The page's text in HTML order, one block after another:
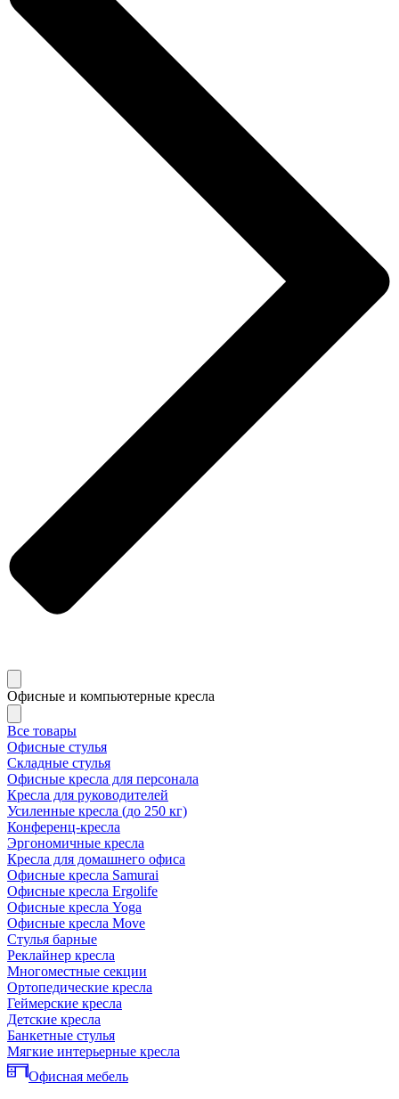
Офисные и компьютерные кресла
Все товары
Офисные стулья
Складные стулья
Офисные кресла для персонала
Кресла для руководителей
Усиленные кресла (до 250 кг)
Конференц-кресла
Эргономичные кресла
Кресла для домашнего офиса
Офисные кресла Samurai
Офисные кресла Ergolife
Офисные кресла Yoga
Офисные кресла Move
Стулья барные
Реклайнер кресла
Многоместные секции
Ортопедические кресла
Геймерские кресла
Детские кресла
Банкетные стулья
Мягкие интерьерные кресла
Офисная мебель